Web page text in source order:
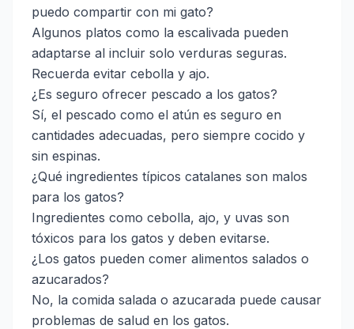
puedo compartir con mi gato?
Algunos platos como la escalivada pueden
adaptarse al incluir solo verduras seguras.
Recuerda evitar cebolla y ajo.
¿Es seguro ofrecer pescado a los gatos?
Sí, el pescado como el atún es seguro en
cantidades adecuadas, pero siempre cocido y
sin espinas.
¿Qué ingredientes típicos catalanes son malos
para los gatos?
Ingredientes como cebolla, ajo, y uvas son
tóxicos para los gatos y deben evitarse.
¿Los gatos pueden comer alimentos salados o
azucarados?
No, la comida salada o azucarada puede causar
problemas de salud en los gatos.